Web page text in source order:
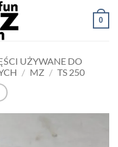
0
UŻYWANE DO
/ MZ / TS 250